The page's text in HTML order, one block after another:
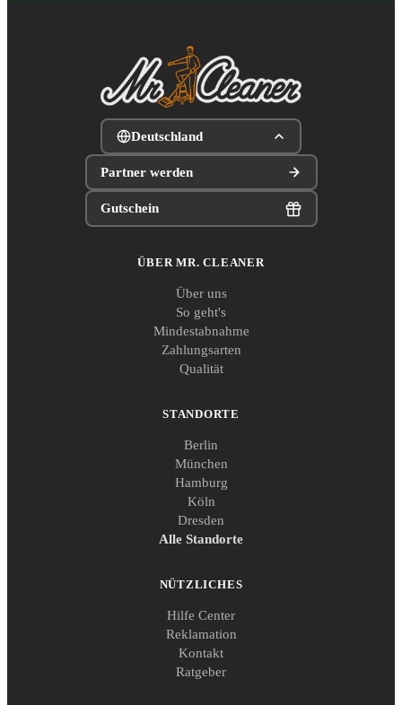
Deutschland
Partner werden
Gutschein
ÜBER MR. CLEANER
Über uns
So geht's
Mindestabnahme
Zahlungsarten
Qualität
STANDORTE
Berlin
München
Hamburg
Köln
Dresden
Alle Standorte
NÜTZLICHES
Hilfe Center
Reklamation
Kontakt
Ratgeber